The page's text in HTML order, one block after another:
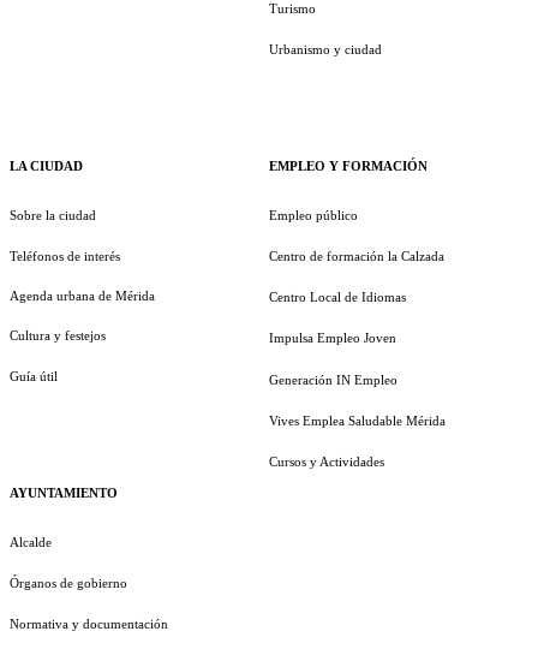
LA CIUDAD
Sobre la ciudad
Teléfonos de interés
Agenda urbana de Mérida
Cultura y festejos
Guía útil
AYUNTAMIENTO
Alcalde
Órganos de gobierno
Normativa y documentación
Turismo
Urbanismo y ciudad
EMPLEO Y FORMACIÓN
Empleo público
Centro de formación la Calzada
Centro Local de Idiomas
Impulsa Empleo Joven
Generación IN Empleo
Vives Emplea Saludable Mérida
Cursos y Actividades